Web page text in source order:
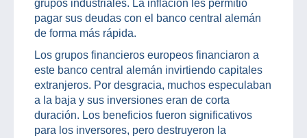
grupos industriales. La inflación les permitió
pagar sus deudas con el banco central alemán
de forma más rápida.
Los grupos financieros europeos financiaron a
este banco central alemán invirtiendo capitales
extranjeros. Por desgracia, muchos especulaban
a la baja y sus inversiones eran de corta
duración. Los beneficios fueron significativos
para los inversores, pero destruyeron la